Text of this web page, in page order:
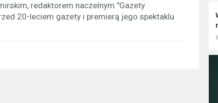
redaktorem naczelnym "Gazety
20-leciem gazety i premierą jego spektaklu